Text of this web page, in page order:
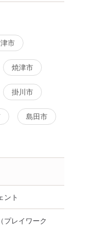
市
焼津市
掛川市
島田市
ント
プレイワーク